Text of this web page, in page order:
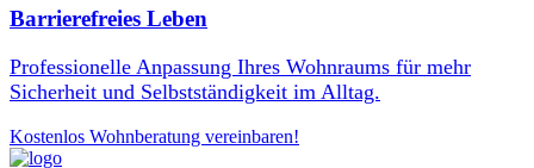
Barrierefreies Leben
Professionelle Anpassung Ihres Wohnraums für mehr
Sicherheit und Selbstständigkeit im Alltag.
Kostenlos Wohnberatung vereinbaren!